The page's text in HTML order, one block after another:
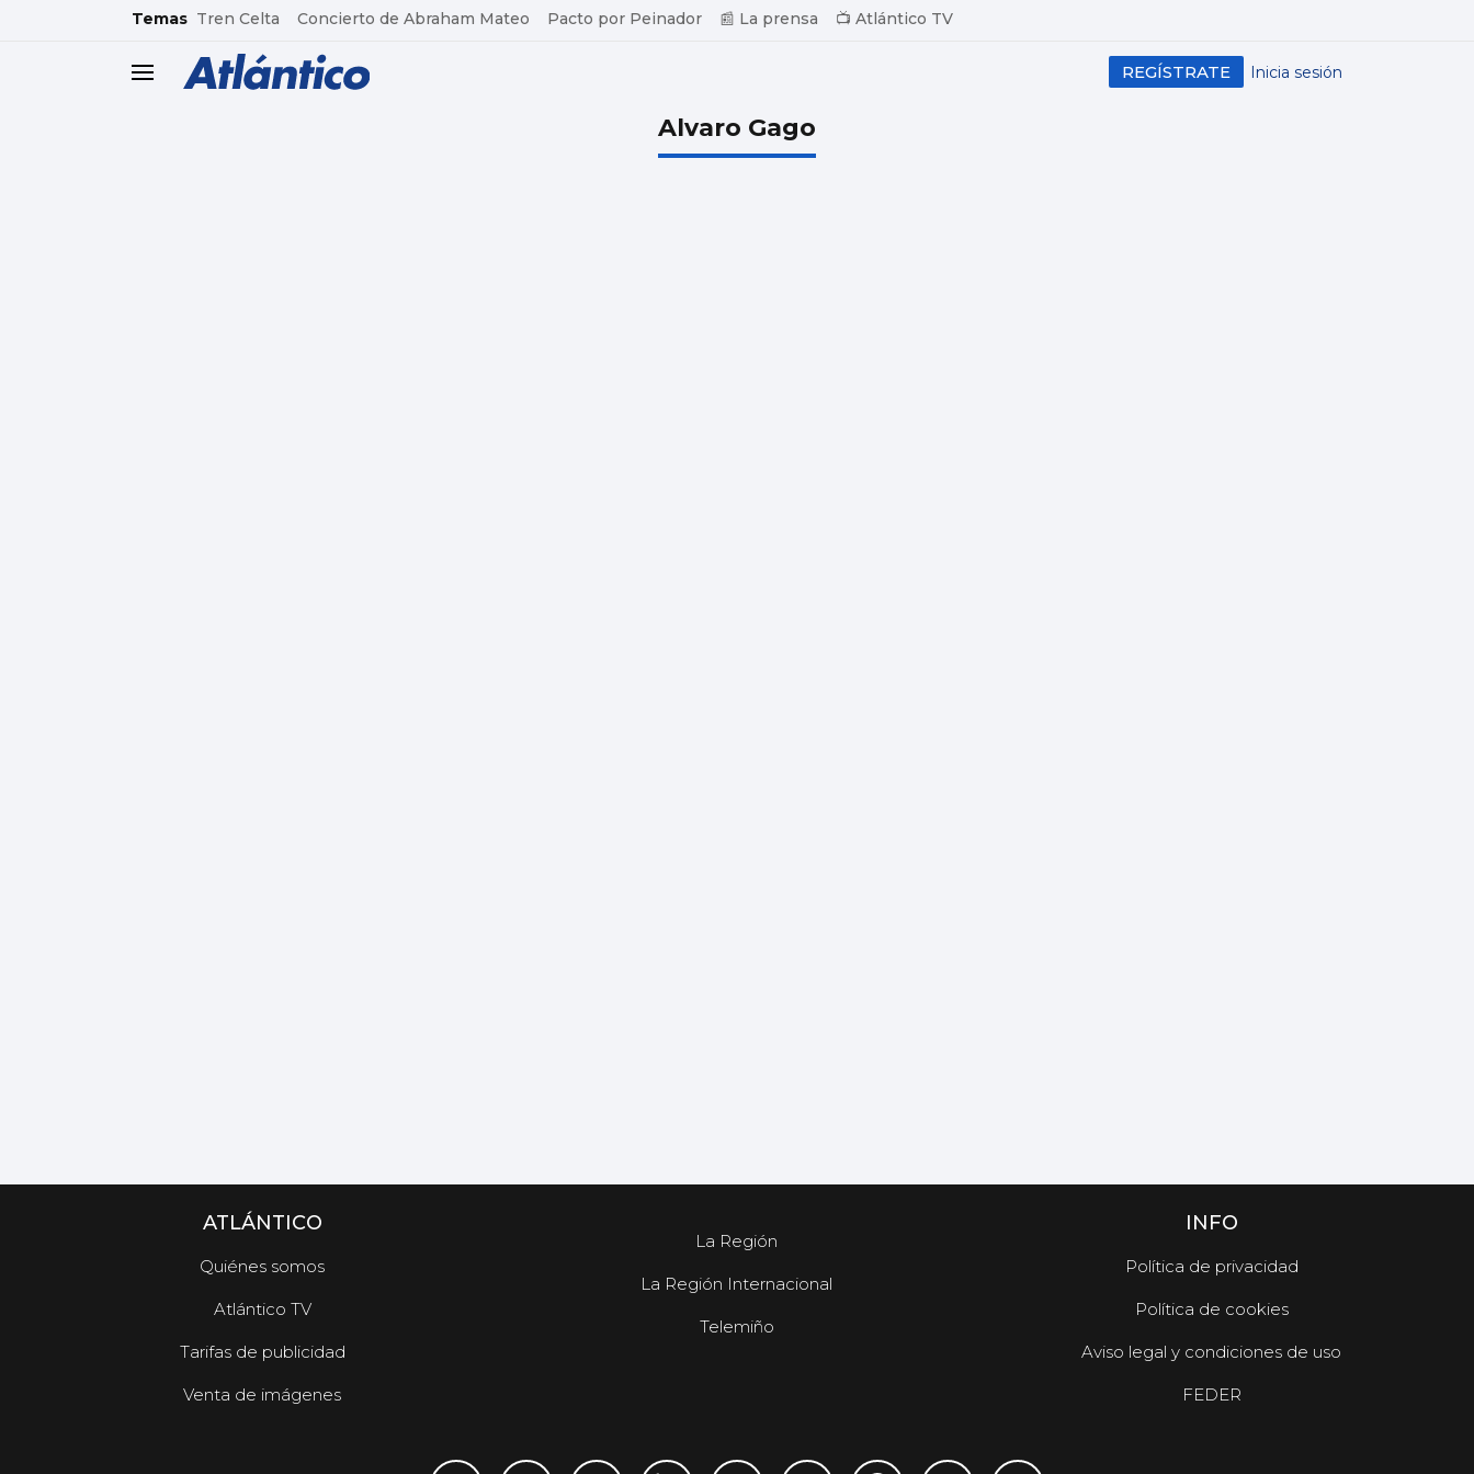
common.go-to-content
Temas Tren Celta Concierto de Abraham Mateo Pacto por Peinador 📰 La prensa 📺 Atlántico TV
header.menu.open Inicia sesión
REGÍSTRATE
Alvaro Gago
ATLÁNTICO
Quiénes somos
Atlántico TV
Tarifas de publicidad
Venta de imágenes
La Región
La Región Internacional
Telemiño
INFO
Política de privacidad
Política de cookies
Aviso legal y condiciones de uso
FEDER